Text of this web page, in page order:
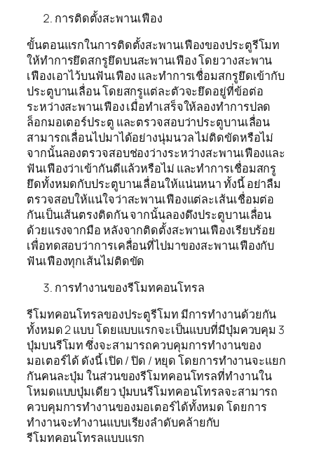
การติดตั้งสะพานเฟือง
ขั้นตอนแรกในการติดตั้งสะพานเฟืองของประตูรีโมท
ให้ทำการยึดสกรูยึดบนสะพานเฟือง โดยวางสะพาน
เฟืองเอาไว้บนฟันเฟือง และทำการเชื่อมสกรูยึดเข้ากับ
ประตูบานเลื่อน โดยสกรูแต่ละตัวจะยึดอยู่ที่ข้อต่อ
ระหว่างสะพานเฟือง เมื่อทำเสร็จให้ลองทำการปลด
ล็อกมอเตอร์ประตู และตรวจสอบว่าประตูบานเลื่อน
สามารถเลื่อนไปมาได้อย่างนุ่มนวล ไม่ติดขัดหรือไม่
จากนั้นลองตรวจสอบช่องว่างระหว่างสะพานเฟืองและ
ฟันเฟืองว่าเข้ากันดีแล้วหรือไม่ และทำการเชื่อมสกรู
ยึดทั้งหมดกับประตูบานเลื่อนให้แน่นหนา ทั้งนี้ อย่าลืม
ตรวจสอบให้แน่ใจว่าสะพานเฟืองแต่ละเส้นเชื่อมต่อ
กันเป็นเส้นตรงติดกัน จากนั้นลองดึงประตูบานเลื่อน
ด้วยแรงจากมือ หลังจากติดตั้งสะพานเฟืองเรียบร้อย
เพื่อทดสอบว่าการเคลื่อนที่ไปมาของสะพานเฟืองกับ
ฟันเฟืองทุกเส้นไม่ติดขัด
การทำงานของรีโมทคอนโทรล
รีโมทคอนโทรลของประตูรีโมท มีการทำงานด้วยกัน
ทั้งหมด 2 แบบ โดยแบบแรกจะเป็นแบบที่มีปุ่มควบคุม 3
ปุ่มบนรีโมท ซึ่งจะสามารถควบคุมการทำงานของ
มอเตอร์ได้ ดังนี้ เปิด / ปิด / หยุด โดยการทำงานจะแยก
กันคนละปุ่ม ในส่วนของรีโมทคอนโทรลที่ทำงานใน
โหมดแบบปุ่มเดียว ปุ่มบนรีโมทคอนโทรลจะสามารถ
ควบคุมการทำงานของมอเตอร์ได้ทั้งหมด โดยการ
ทำงานจะทำงานแบบเรียงลำดับคล้ายกับ
รีโมทคอนโทรลแบบแรก